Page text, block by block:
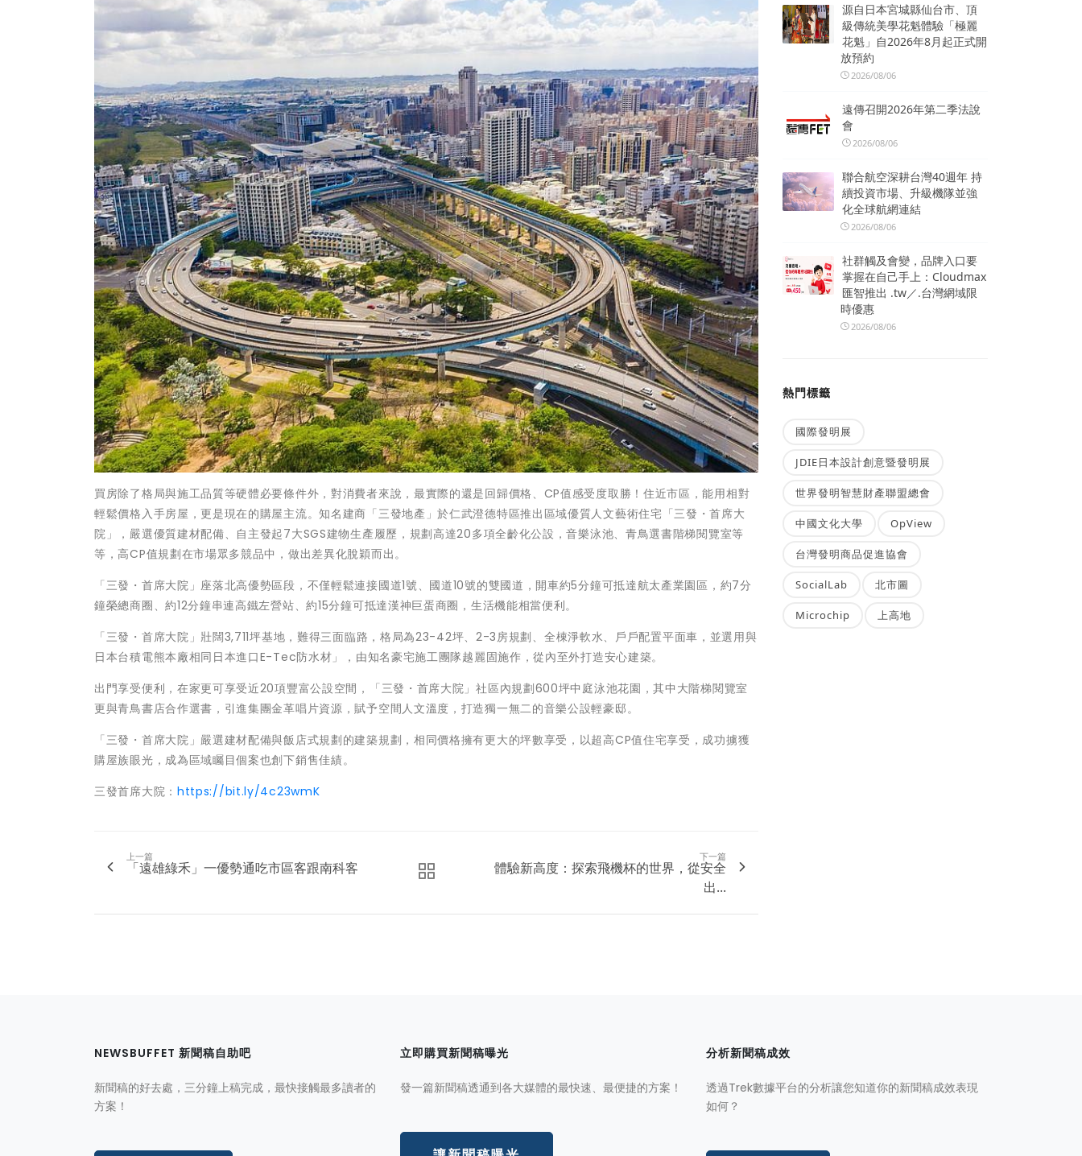
買房除了格局與施工品質等硬體必要條件外，對消費者來說，最實際的還是回歸價格、CP值感受度取勝！住近市區，能用相對
輕鬆價格入手房屋，更是現在的購屋主流。知名建商「三發地產」於仁武澄德特區推出區域優質人文藝術住宅「三發・首席大
院」，嚴選優質建材配備、自主發起7大SGS建物生產履歷，規劃高達20多項全齡化公設，音樂泳池、青鳥選書階梯閱覽室等
等，高CP值規劃在市場眾多競品中，做出差異化脫穎而出。
「三發・首席大院」座落北高優勢區段，不僅輕鬆連接國道1號、國道10號的雙國道，開車約5分鐘可抵達航太產業園區，約7分
鐘榮總商圈、約12分鐘串連高鐵左營站、約15分鐘可抵達漢神巨蛋商圈，生活機能相當便利。
「三發・首席大院」壯闊3,711坪基地，難得三面臨路，格局為23-42坪、2-3房規劃、全棟淨軟水、戶戶配置平面車，並選用與
日本台積電熊本廠相同日本進口E-Tec防水材」，由知名豪宅施工團隊越麗固施作，從內至外打造安心建築。
出門享受便利，在家更可享受近20項豐富公設空間，「三發・首席大院」社區內規劃600坪中庭泳池花園，其中大階梯閱覽室
更與青鳥書店合作選書，引進集團金革唱片資源，賦予空間人文溫度，打造獨一無二的音樂公設輕豪邸。
「三發・首席大院」嚴選建材配備與飯店式規劃的建築規劃，相同價格擁有更大的坪數享受，以超高CP值住宅享受，成功擄獲
購屋族眼光，成為區域矚目個案也創下銷售佳績。
三發首席大院： https://bit.ly/4c23wmK
上一篇
「遠雄綠禾」一優勢通吃市區客跟南科客
下一篇
體驗新高度：探索飛機杯的世界，從安全
出...
源自日本宮城縣仙台市、頂
級傳統美學花魁體驗「極麗
花魁」自2026年8月起正式開
放預約
2026/08/06
遠傳召開2026年第二季法說
會
2026/08/06
聯合航空深耕台灣40週年 持
續投資市場、升級機隊並強
化全球航網連結
2026/08/06
社群觸及會變，品牌入口要
掌握在自己手上：Cloudmax
匯智推出 .tw／.台灣網域限
時優惠
2026/08/06
熱門標籤
國際發明展
JDIE日本設計創意暨發明展
世界發明智慧財產聯盟總會
中國文化大學 OpView
台灣發明商品促進協會
SocialLab 北市圖
Microchip 上高地
NEWSBUFFET 新聞稿自助吧
新聞稿的好去處，三分鐘上稿完成，最快接觸最多讀者的
方案！
立即購買新聞稿曝光
發一篇新聞稿透通到各大媒體的最快速、最便捷的方案！
分析新聞稿成效
透過Trek數據平台的分析讓您知道你的新聞稿成效表現
如何？